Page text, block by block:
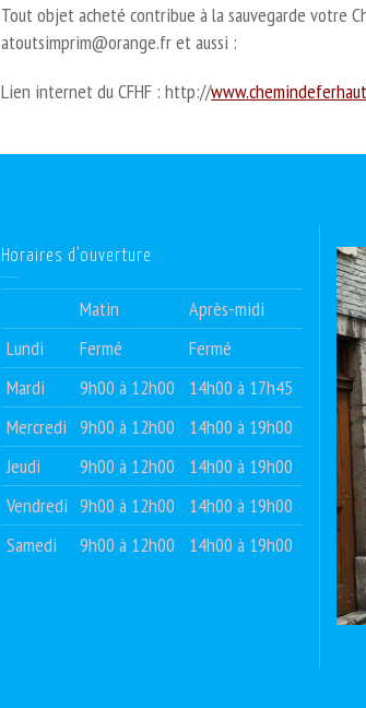
Tout objet acheté contribue à la sauvegarde votre
atoutsimprim@orange.fr et aussi :
Lien internet du CFHF : http://
Horaires d’ouverture
Matin
Après-midi
Lundi
Fermé
Fermé
Mardi
9h00 à 12h00
14h00 à 17h45
Mercredi 9h00 à 12h00
14h00 à 19h00
Jeudi
9h00 à 12h00
14h00 à 19h00
Vendredi 9h00 à 12h00
14h00 à 19h00
Samedi
9h00 à 12h00 14h00 à 19h00